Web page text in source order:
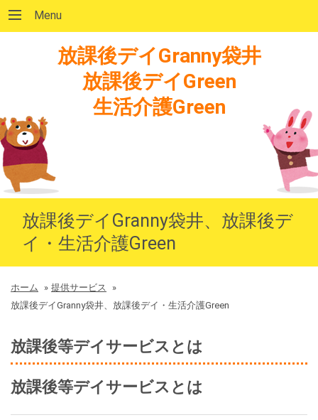
Menu
放課後デイGranny袋井
放課後デイGreen
生活介護Green
放課後デイGranny袋井、放課後デ
イ・生活介護Green
ホーム » 提供サービス
»
放課後デイGranny袋井、放課後デイ・生活介護Green
放課後等デイサービスとは
放課後等デイサービスとは